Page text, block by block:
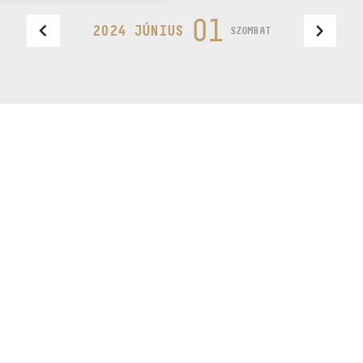
2024 JÚNIUS 01 SZOMBAT